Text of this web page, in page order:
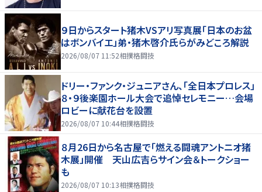
９日からスタート猪木VSアリ写真展「日本のお盆
はボンバイエ」弟・猪木啓介氏らがみどころ解説
2026/08/07 11:52相撲格闘技
ドリー・ファンク・ジュニアさん、「全日本プロレス」
８・９後楽園ホール大会で追悼セレモニー…会場
ロビーに献花台を設置
2026/08/07 10:44相撲格闘技
８月26日から名古屋で「燃える闘魂アントニオ猪
木展」開催 天山広吉らサイン会＆トークショー
も
2026/08/07 10:13相撲格闘技